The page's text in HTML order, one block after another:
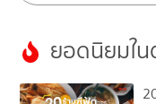
ยอดนิยมใ